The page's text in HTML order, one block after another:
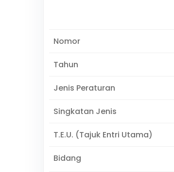
Nomor
Tahun
Jenis Peraturan
Singkatan Jenis
T.E.U. (Tajuk Entri Utama)
Bidang